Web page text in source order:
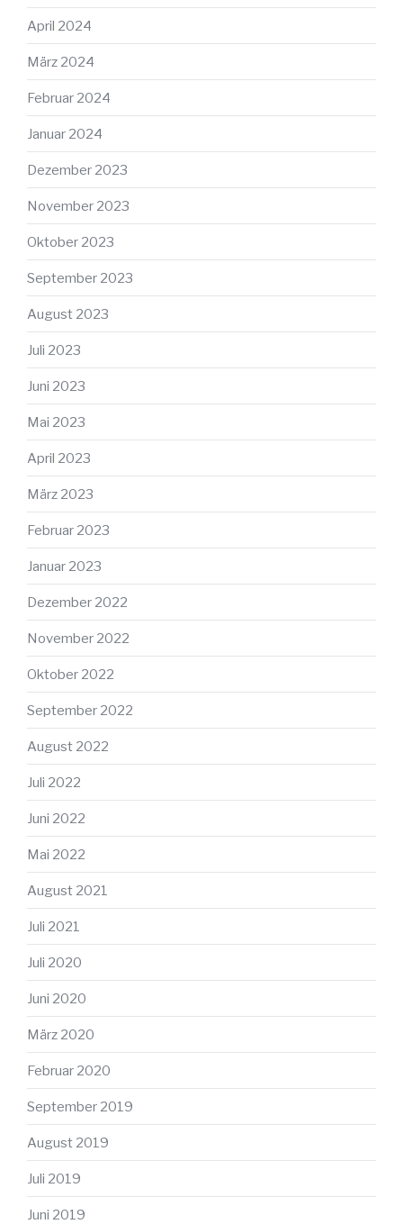
April 2024
März 2024
Februar 2024
Januar 2024
Dezember 2023
November 2023
Oktober 2023
September 2023
August 2023
Juli 2023
Juni 2023
Mai 2023
April 2023
März 2023
Februar 2023
Januar 2023
Dezember 2022
November 2022
Oktober 2022
September 2022
August 2022
Juli 2022
Juni 2022
Mai 2022
August 2021
Juli 2021
Juli 2020
Juni 2020
März 2020
Februar 2020
September 2019
August 2019
Juli 2019
Juni 2019